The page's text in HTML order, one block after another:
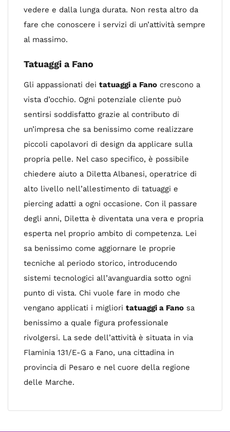
vedere e dalla lunga durata. Non resta altro da
fare che conoscere i servizi di un’attività sempre
al massimo.
Tatuaggi a Fano
Gli appassionati dei tatuaggi a Fano crescono a
vista d’occhio. Ogni potenziale cliente può
sentirsi soddisfatto grazie al contributo di
un’impresa che sa benissimo come realizzare
piccoli capolavori di design da applicare sulla
propria pelle. Nel caso specifico, è possibile
chiedere aiuto a Diletta Albanesi, operatrice di
alto livello nell’allestimento di tatuaggi e
piercing adatti a ogni occasione. Con il passare
degli anni, Diletta è diventata una vera e propria
esperta nel proprio ambito di competenza. Lei
sa benissimo come aggiornare le proprie
tecniche al periodo storico, introducendo
sistemi tecnologici all’avanguardia sotto ogni
punto di vista. Chi vuole fare in modo che
vengano applicati i migliori tatuaggi a Fano sa
benissimo a quale figura professionale
rivolgersi. La sede dell’attività è situata in via
Flaminia 131/E-G a Fano, una cittadina in
provincia di Pesaro e nel cuore della regione
delle Marche.